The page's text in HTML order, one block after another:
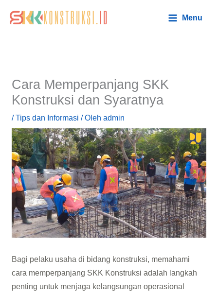
Menu
Cara Memperpanjang SKK
Konstruksi dan Syaratnya
/Tips dan Informasi / Oleh admin
Bagi pelaku usaha di bidang konstruksi, memahami
cara memperpanjang SKK Konstruksi adalah langkah
penting untuk menjaga kelangsungan operasional